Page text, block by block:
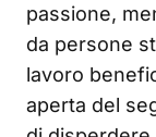
passione,
da persone
lavoro
aperta del